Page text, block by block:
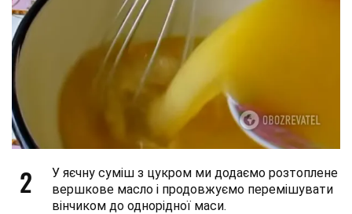
2
У яєчну суміш з цукром ми додаємо розтоплене
вершкове масло і продовжуємо перемішувати
вінчиком до однорідної маси.